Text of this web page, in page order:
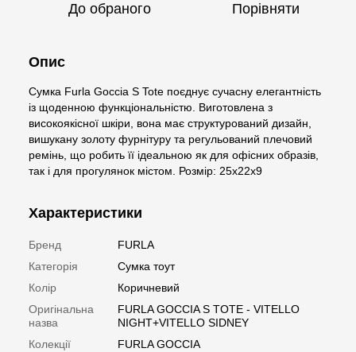
До обраного Порівняти
Опис
Сумка Furla Goccia S Tote поєднує сучасну елегантність
із щоденною функціональністю. Виготовлена з
високоякісної шкіри, вона має структурований дизайн,
вишукану золоту фурнітуру та регульований плечовий
ремінь, що робить її ідеальною як для офісних образів,
так і для прогулянок містом. Розмір: 25х22х9
Характеристики
Бренд
FURLA
Категорія
Сумка тоут
Колір
Коричневий
Оригінальна
назва
FURLA GOCCIA S TOTE - VITELLO
NIGHT+VITELLO SIDNEY
Колекції
FURLA GOCCIA